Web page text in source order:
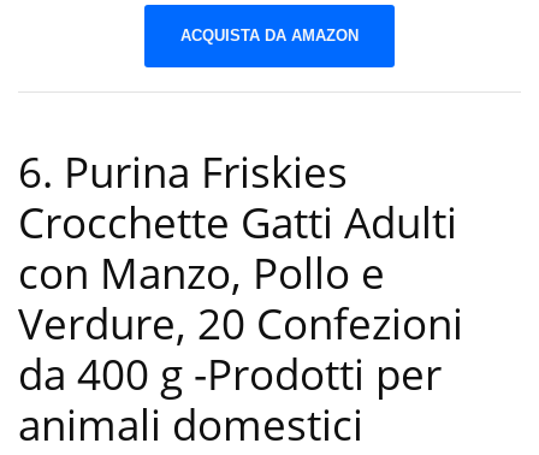
ACQUISTA DA AMAZON
6. Purina Friskies
Crocchette Gatti Adulti
con Manzo, Pollo e
Verdure, 20 Confezioni
da 400 g -Prodotti per
animali domestici